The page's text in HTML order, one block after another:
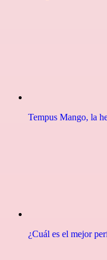
Tempus Mango, la
¿Cuál es el mejor